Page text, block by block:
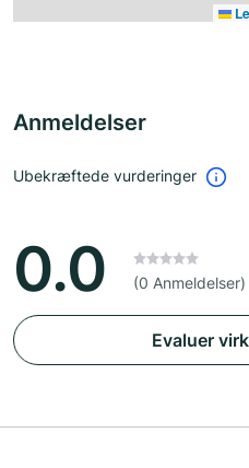
Anmeldelser
Ubekræftede vurderinger
0.0 (0 Anmeldelser)
Evaluer